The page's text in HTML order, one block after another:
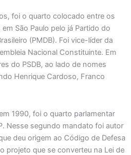
foi o quarto colocado entre os
São Paulo pelo já Partido do
(PMDB). Foi vice-líder da
Nacional Constituinte. Em
do PSDB, ao lado de nomes
Henrique Cardoso, Franco
1990, foi o quarto parlamentar
Nesse segundo mandato foi autor
deu origem ao Código de Defesa
projeto que se converteu na Lei de